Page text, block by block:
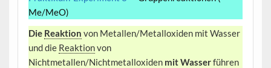
Me/MeO)
Die Reaktion von Metallen/Metalloxiden mit Wasser
und die Reaktionvon
Nichtmetallen/Nichtmetalloxiden mit Wasserführen